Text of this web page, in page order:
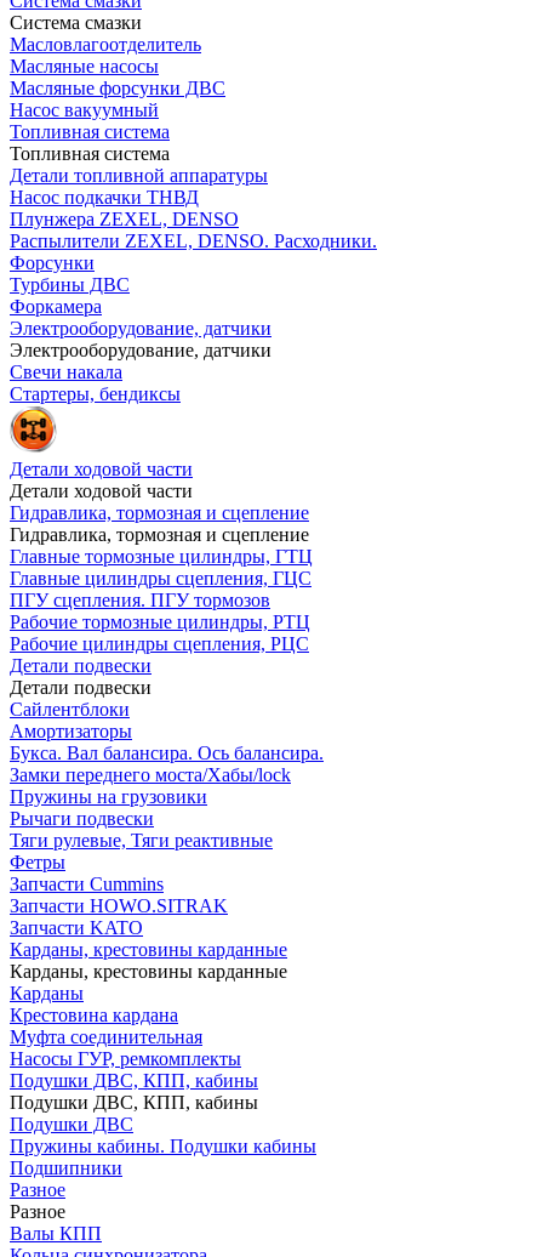
Система смазки
Масловлагоотделитель
Масляные насосы
Масляные форсунки ДВС
Насос вакуумный
Топливная система
Топливная система
Детали топливной аппаратуры
Насос подкачки ТНВД
Плунжера ZEXEL, DENSO
Распылители ZEXEL, DENSO. Расходники.
Форсунки
Турбины ДВС
Форкамера
Электрооборудование, датчики
Электрооборудование, датчики
Свечи накала
Стартеры, бендиксы
Детали ходовой части
Детали ходовой части
Гидравлика, тормозная и сцепление
Гидравлика, тормозная и сцепление
Главные тормозные цилиндры, ГТЦ
Главные цилиндры сцепления, ГЦС
ПГУ сцепления. ПГУ тормозов
Рабочие тормозные цилиндры, РТЦ
Рабочие цилиндры сцепления, РЦС
Детали подвески
Детали подвески
Cайлентблоки
Амортизаторы
Букса. Вал балансира. Ось балансира.
Замки переднего моста/Хабы/lock
Пружины на грузовики
Рычаги подвески
Тяги рулевые, Тяги реактивные
Фетры
Запчасти Cummins
Запчасти HOWO.SITRAK
Запчасти KATO
Карданы, крестовины карданные
Карданы, крестовины карданные
Карданы
Крестовина кардана
Муфта соединительная
Насосы ГУР, ремкомплекты
Подушки ДВС, КПП, кабины
Подушки ДВС, КПП, кабины
Подушки ДВС
Пружины кабины. Подушки кабины
Подшипники
Разное
Разное
Валы КПП